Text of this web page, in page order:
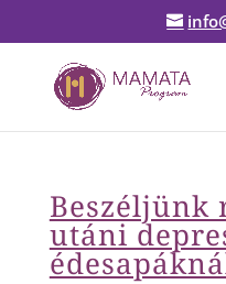
Beszéljünk
utáni